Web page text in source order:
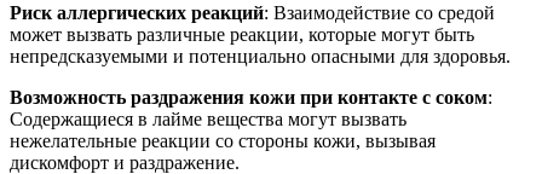
Риск аллергических реакций: Взаимодействие со средой
может вызвать различные реакции, которые могут быть
непредсказуемыми и потенциально опасными для здоровья.
Возможность раздражения кожи при контакте с соком:
Содержащиеся в лайме вещества могут вызвать
нежелательные реакции со стороны кожи, вызывая
дискомфорт и раздражение.